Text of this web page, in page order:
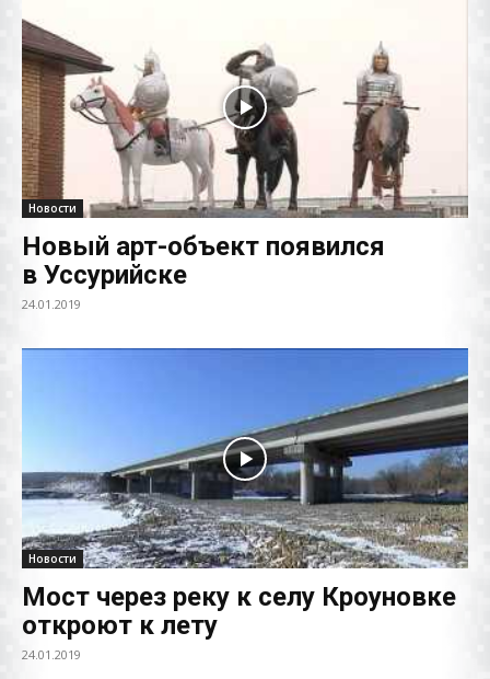
Новости
Новый арт-объект появился
в Уссурийске
24.01.2019
Новости
Мост через реку к селу Кроуновке
откроют к лету
24.01.2019